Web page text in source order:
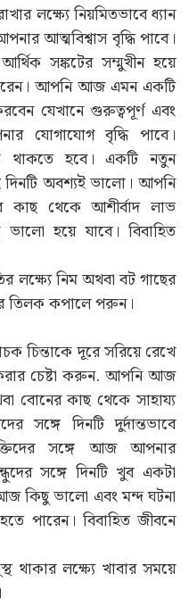
লক্ষ্যে নিয়মিতভাবে ধ্যান
আত্মবিশ্বাস বৃদ্ধি পাবে।
সঙ্কটের সম্মুখীন হয়ে
আপনি আজ এমন একটি
যেখানে গুরুত্বপূর্ণ এবং
যোগাযোগ বৃদ্ধি পাবে।
থাকতে হবে। একটি নতুন
দিনটি অবশ্যই ভালো। আপনি
থেকে আশীর্বাদ লাভ
হয়ে যাবে। বিবাহিত
লক্ষ্যে নিম অথবা বট গাছের
তিলক কপালে পরুন।
চিন্তাকে দূরে সরিয়ে রেখে
করার চেষ্টা করুন. আপনি আজ
বোনের কাছ থেকে সাহায্য
সঙ্গে দিনটি দুর্দান্তভাবে
সঙ্গে আজ আপনার
সঙ্গে দিনটি খুব একটা
কিছু ভালো এবং মন্দ ঘটনা
পারেন। বিবাহিত জীবনে
থাকার লক্ষ্যে খাবার সময়ে